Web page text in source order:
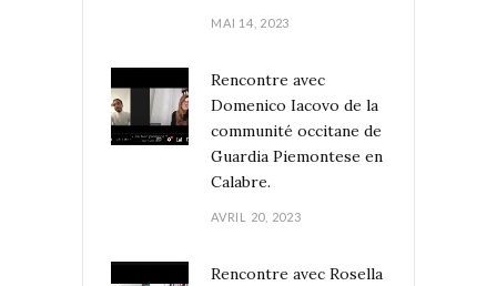
MAI 14, 2023
Rencontre avec
Domenico Iacovo de la
communité occitane de
Guardia Piemontese en
Calabre.
AVRIL 20, 2023
Rencontre avec Rosella